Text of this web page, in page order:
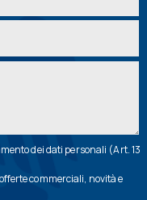
dei dati personali (Art. 13
commerciali, novità e